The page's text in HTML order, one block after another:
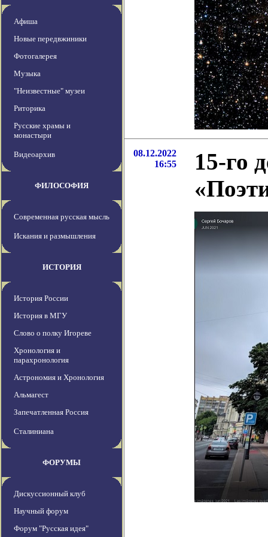
Афиша
Новые передвжиники
Фотогалерея
Музыка
"Неизвестные" музеи
Риторика
Русские храмы и
монастыри
Видеоархив
ФИЛОСОФИЯ
Современная русская мысль
Искания и размышления
ИСТОРИЯ
История России
История в МГУ
Слово о полку Игореве
Хронология и
парахронология
Астрономия и Хронология
Альмагест
Запечатленная Россия
Сталиниана
ФОРУМЫ
Дискуссионный клуб
Научный форум
Форум "Русская идея"
08.12.2022
16:55
15-го